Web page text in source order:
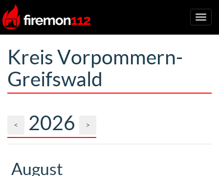
Kreis Vorpommern-
Greifswald
< 2026 >
August